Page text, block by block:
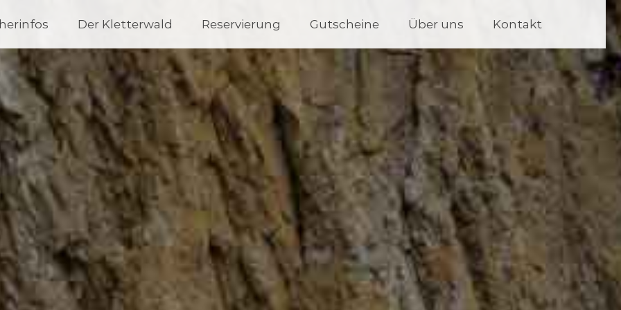
Der Kletterwald Reservierung Gutscheine Über uns Kontakt